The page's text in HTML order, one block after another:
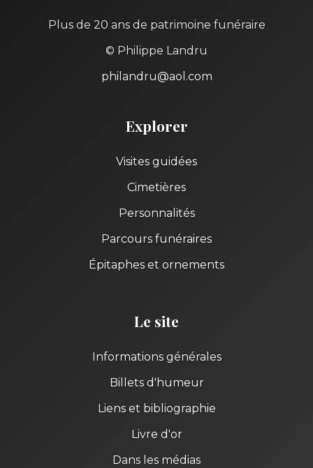
Plus de 20 ans de patrimoine funéraire
© Philippe Landru
philandru@aol.com
Explorer
Visites guidées
Cimetières
Personnalités
Parcours funéraires
Épitaphes et ornements
Le site
Informations générales
Billets d'humeur
Liens et bibliographie
Livre d'or
Dans les médias